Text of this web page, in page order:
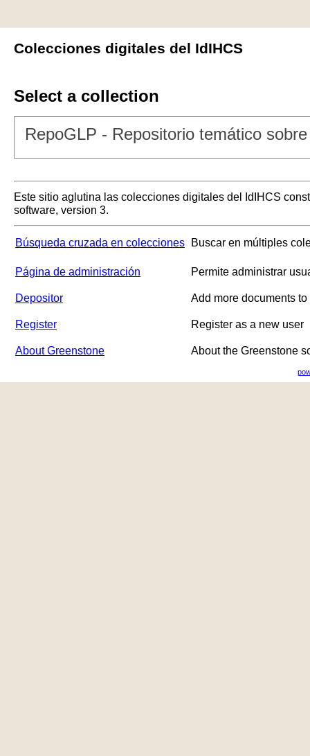
Colecciones digitales del IdIHCS
Select a collection
RepoGLP - Repositorio temático
Este sitio aglutina las colecciones digitales del IdIHCS
software, version 3.
Búsqueda cruzada en colecciones Buscar en múltiples
Página de administración Permite administrar
Depositor Add more documents
Register Register as a new user
About Greenstone About the Greenstone